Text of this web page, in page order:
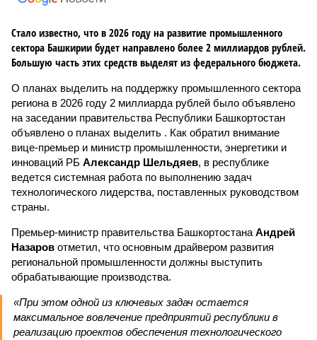
Стало известно, что в 2026 году на развитие промышленного
сектора Башкирии будет направлено более 2 миллиардов рублей.
Большую часть этих средств выделят из федерального бюджета.
О планах выделить на поддержку промышленного сектора
региона в 2026 году 2 миллиарда рублей было объявлено
на заседании правительства Республики Башкортостан
объявлено о планах выделить . Как обратил внимание
вице-премьер и министр промышленности, энергетики и
инноваций РБ Александр Шельдяев, в республике
ведется системная работа по выполнению задач
технологического лидерства, поставленных руководством
страны.
Премьер-министр правительства Башкортостана Андрей
Назаров отметил, что основным драйвером развития
региональной промышленности должны выступить
обрабатывающие производства.
«При этом одной из ключевых задач остается
максимальное вовлечение предприятий республики в
реализацию проектов обеспечения технологического